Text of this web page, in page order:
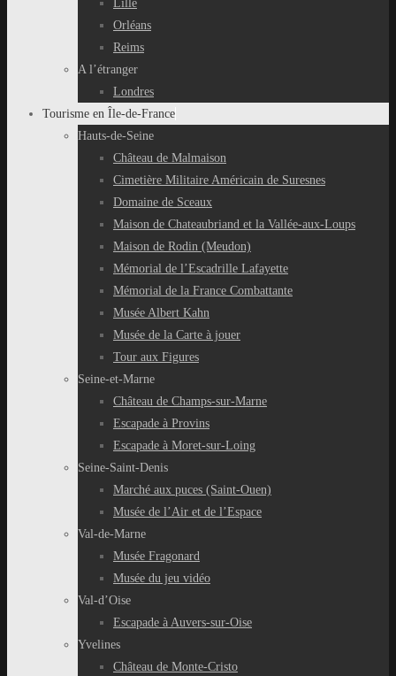
Lille
Orléans
Reims
A l’étranger
Londres
Tourisme en Île-de-France
Hauts-de-Seine
Château de Malmaison
Cimetière Militaire Américain de Suresnes
Domaine de Sceaux
Maison de Chateaubriand et la Vallée-aux-Loups
Maison de Rodin (Meudon)
Mémorial de l’Escadrille Lafayette
Mémorial de la France Combattante
Musée Albert Kahn
Musée de la Carte à jouer
Tour aux Figures
Seine-et-Marne
Château de Champs-sur-Marne
Escapade à Provins
Escapade à Moret-sur-Loing
Seine-Saint-Denis
Marché aux puces (Saint-Ouen)
Musée de l’Air et de l’Espace
Val-de-Marne
Musée Fragonard
Musée du jeu vidéo
Val-d’Oise
Escapade à Auvers-sur-Oise
Yvelines
Château de Monte-Cristo